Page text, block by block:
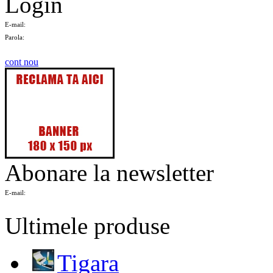
E-mail:
Parola:
cont nou
Abonare la newsletter
E-mail:
Ultimele produse
Tigara